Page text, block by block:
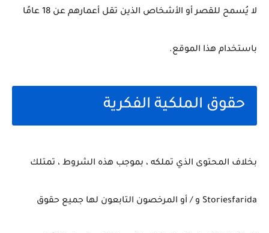
لا يُسمح للقصر أو الأشخاص الذين تقل أعمارهم عن 18 عامًا
باستخدام هذا الموقع.
حقوق الملكية الفكرية
بخلاف المحتوى الذي تملكه ، بموجب هذه الشروط ، تمتلك
Storiesfarida و / أو المرخصون التابعون لها جميع حقوق